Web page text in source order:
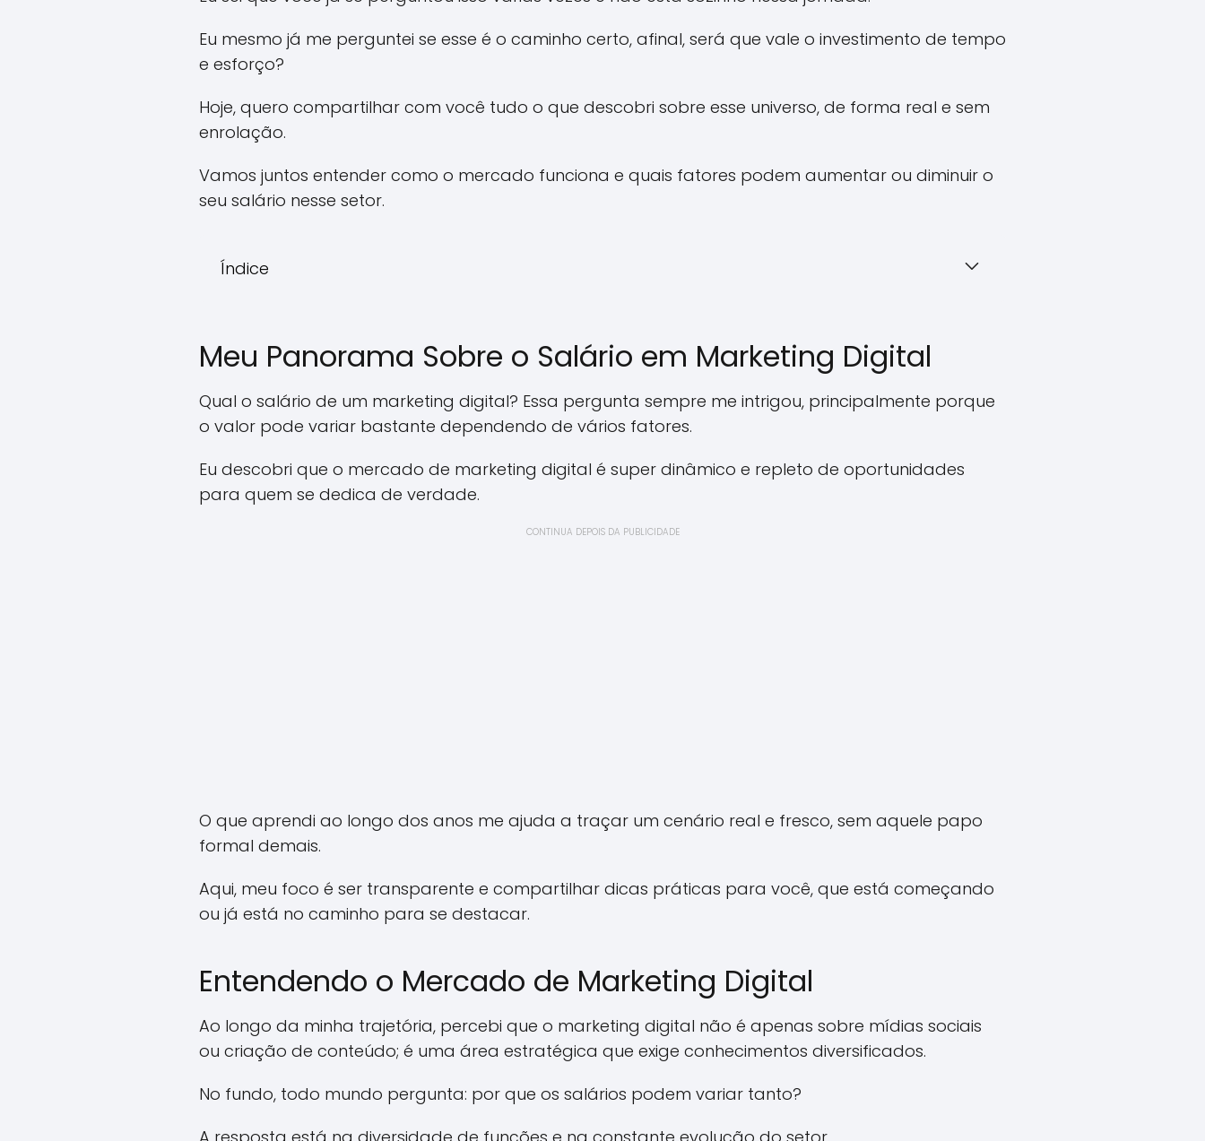
Eu mesmo já me perguntei se esse é o caminho certo, afinal, será que vale o investimento de tempo
e esforço?
Hoje, quero compartilhar com você tudo o que descobri sobre esse universo, de forma real e sem
enrolação.
Vamos juntos entender como o mercado funciona e quais fatores podem aumentar ou diminuir o
seu salário nesse setor.
Índice
Meu Panorama Sobre o Salário em Marketing Digital
Qual o salário de um marketing digital? Essa pergunta sempre me intrigou, principalmente porque
o valor pode variar bastante dependendo de vários fatores.
Eu descobri que o mercado de marketing digital é super dinâmico e repleto de oportunidades
para quem se dedica de verdade.
CONTINUA DEPOIS DA PUBLICIDADE
O que aprendi ao longo dos anos me ajuda a traçar um cenário real e fresco, sem aquele papo
formal demais.
Aqui, meu foco é ser transparente e compartilhar dicas práticas para você, que está começando
ou já está no caminho para se destacar.
Entendendo o Mercado de Marketing Digital
Ao longo da minha trajetória, percebi que o marketing digital não é apenas sobre mídias sociais
ou criação de conteúdo; é uma área estratégica que exige conhecimentos diversificados.
No fundo, todo mundo pergunta: por que os salários podem variar tanto?